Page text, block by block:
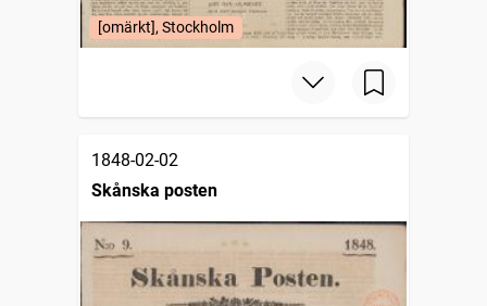
[omärkt], Stockholm
1848-02-02
Skånska posten